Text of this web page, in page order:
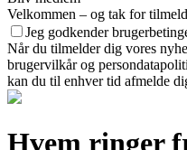
Velkommen – og tak for
Jeg godkender
Når du tilmelder dig vores
brugervilkår og
kan du til enhver tid afmelde
Hvem ringer